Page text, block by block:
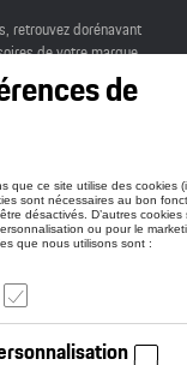
retrouvez dorénavant
de votre marque
à commander
Toggle